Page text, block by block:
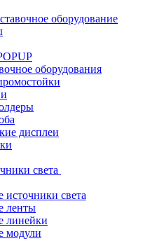
оборудование
оборудования
дисплеи
света
источники света
ленты
линейки
модули